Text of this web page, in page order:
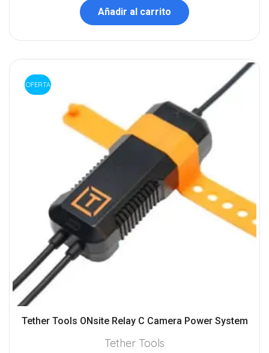
Añadir al carrito
OFERTA
Tether Tools ONsite Relay C Camera Power System
Tether Tools